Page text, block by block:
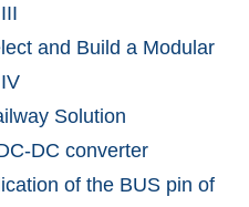
and Build a Modular
Solution
DC converter
of the BUS pin of